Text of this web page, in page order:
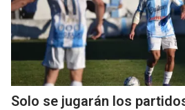
Solo se jugarán los